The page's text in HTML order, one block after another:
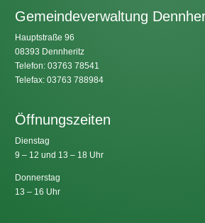
Gemeindeverwaltung
Hauptstraße 96
08393 Dennheritz
Telefon: 03763 78541
Telefax: 03763 788984
Öffnungszeiten
Dienstag
9 – 12 und 13 – 18 Uhr
Donnerstag
13 – 16 Uhr